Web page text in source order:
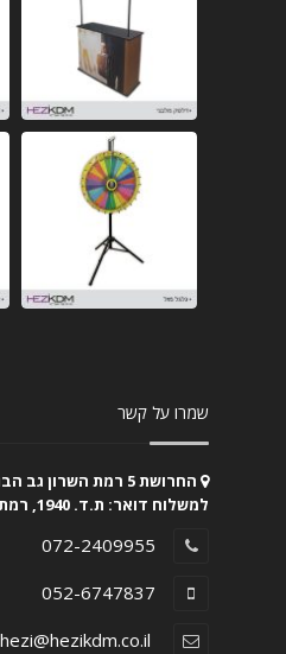
שמרו על קשר
החרושת 5 רמת השרון גב הבנין
למשלוח דואר: ת.ד. 1940, רמת השרון מיקוד 47119
072-2409955
052-6747837